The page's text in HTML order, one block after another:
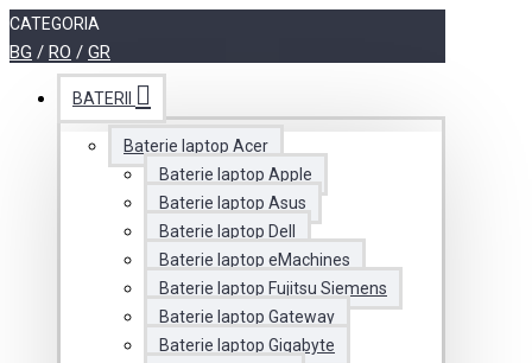
CATEGORIA
BG / RO / GR
BATERII
Baterie laptop Acer
Baterie laptop Apple
Baterie laptop Asus
Baterie laptop Dell
Baterie laptop eMachines
Baterie laptop Fujitsu Siemens
Baterie laptop Gateway
Baterie laptop Gigabyte